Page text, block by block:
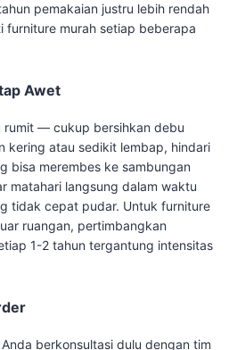
pemakaian justru lebih rendah
furniture murah setiap beberapa
Awet
rumit — cukup bersihkan debu
kering atau sedikit lembap, hindari
bisa merembes ke sambungan
matahari langsung dalam waktu
tidak cepat pudar. Untuk furniture
ruangan, pertimbangkan
1-2 tahun tergantung intensitas
berkonsultasi dulu dengan tim